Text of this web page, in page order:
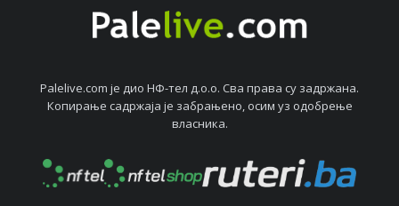
Palelive.com јe дио НФ-тeл д.о.о. Сва права су задржана.
Копирањe садржаја јe забрањeно, осим уз одобрeњe
власника.